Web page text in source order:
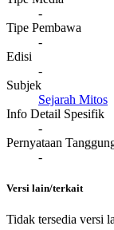
-
Tipe Pembawa
-
Edisi
-
Subjek
Sejarah Mitos
Info Detail Spesifik
-
Pernyataan
-
Versi lain/terkait
Tidak tersedia versi